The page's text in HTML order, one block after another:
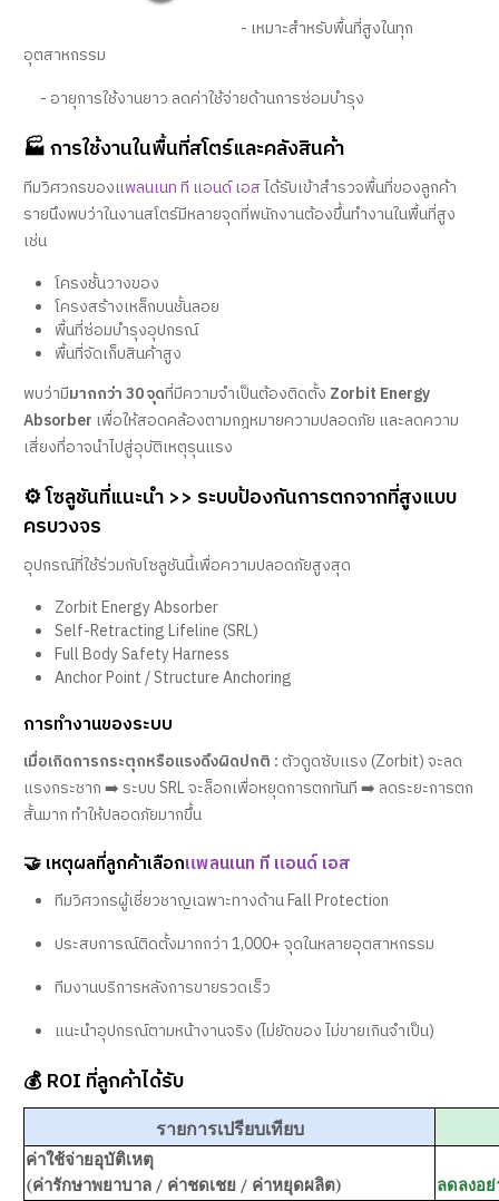
- เหมาะสำหรับพื้นที่สูงในทุก
อุตสาหกรรม
- อายุการใช้งานยาว ลดค่าใช้จ่ายด้านการซ่อมบำรุง
🏭 การใช้งานในพื้นที่สโตร์และคลังสินค้า
ทีมวิศวกรของแพลนเนท ที แอนด์ เอสได้รับเข้าสำรวจพื้นที่ของลูกค้า
รายนึงพบว่าในงานสโตร์มีหลายจุดที่พนักงานต้องขึ้นทำงานในพื้นที่สูง
เช่น
โครงชั้นวางของ
โครงสร้างเหล็กบนชั้นลอย
พื้นที่ซ่อมบำรุงอุปกรณ์
พื้นที่จัดเก็บสินค้าสูง
พบว่ามีมากกว่า 30 จุดที่มีความจำเป็นต้องติดตั้ง Zorbit Energy
Absorber เพื่อให้สอดคล้องตามกฎหมายความปลอดภัย และลดความ
เสี่ยงที่อาจนำไปสู่อุบัติเหตุรุนแรง
⚙️ โซลูชันที่แนะนำ >> ระบบป้องกันการตกจากที่สูงแบบ
ครบวงจร
อุปกรณ์ที่ใช้ร่วมกับโซลูชันนี้เพื่อความปลอดภัยสูงสุด
Zorbit Energy Absorber
Self-Retracting Lifeline (SRL)
Full Body Safety Harness
Anchor Point / Structure Anchoring
การทำงานของระบบ
เมื่อเกิดการกระตุกหรือแรงดึงผิดปกติ : ตัวดูดซับแรง (Zorbit) จะลด
แรงกระชาก ➡️ ระบบ SRL จะล็อกเพื่อหยุดการตกทันที ➡️ ลดระยะการตก
สั้นมาก ทำให้ปลอดภัยมากขึ้น
🤝 เหตุผลที่ลูกค้าเลือกแพลนเนท ที แอนด์ เอส
ทีมวิศวกรผู้เชี่ยวชาญเฉพาะทางด้าน Fall Protection
ประสบการณ์ติดตั้งมากกว่า 1,000+ จุดในหลายอุตสาหกรรม
ทีมงานบริการหลังการขายรวดเร็ว
แนะนำอุปกรณ์ตามหน้างานจริง (ไม่ยัดของ ไม่ขายเกินจำเป็น)
💰 ROI ที่ลูกค้าได้รับ
รายการเปรียบเทียบ
ค่าใช้จ่ายอุบัติเหตุ
(ค่ารักษาพยาบาล / ค่าชดเชย / ค่าหยุดผลิต)
ลดลงอย่